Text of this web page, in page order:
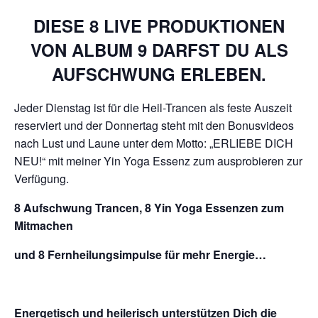
DIESE 8 LIVE PRODUKTIONEN
VON ALBUM 9 DARFST DU ALS
AUFSCHWUNG ERLEBEN.
Jeder Dienstag ist für die Heil-Trancen als feste Auszeit
reserviert und der Donnertag steht mit den Bonusvideos
nach Lust und Laune unter dem Motto: „ERLIEBE DICH
NEU!“ mit meiner Yin Yoga Essenz zum ausprobieren zur
Verfügung.
8 Aufschwung Trancen, 8 Yin Yoga Essenzen zum
Mitmachen
und 8 Fernheilungsimpulse für mehr Energie…
Energetisch und heilerisch unterstützen Dich die